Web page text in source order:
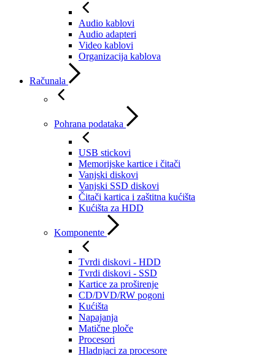
Audio kablovi
Audio adapteri
Video kablovi
Organizacija kablova
Računala
Pohrana podataka
USB stickovi
Memorijske kartice i čitači
Vanjski diskovi
Vanjski SSD diskovi
Čitači kartica i zaštitna kućišta
Kućišta za HDD
Komponente
Tvrdi diskovi - HDD
Tvrdi diskovi - SSD
Kartice za proširenje
CD/DVD/RW pogoni
Kućišta
Napajanja
Matične ploče
Procesori
Hladnjaci za procesore